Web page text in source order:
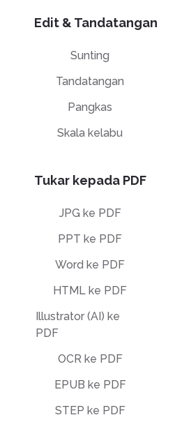
Edit & Tandatangan
Sunting
Tandatangan
Pangkas
Skala kelabu
Tukar kepada PDF
JPG ke PDF
PPT ke PDF
Word ke PDF
HTML ke PDF
Illustrator (AI) ke
PDF
OCR ke PDF
EPUB ke PDF
STEP ke PDF